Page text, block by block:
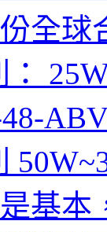
全球
基本